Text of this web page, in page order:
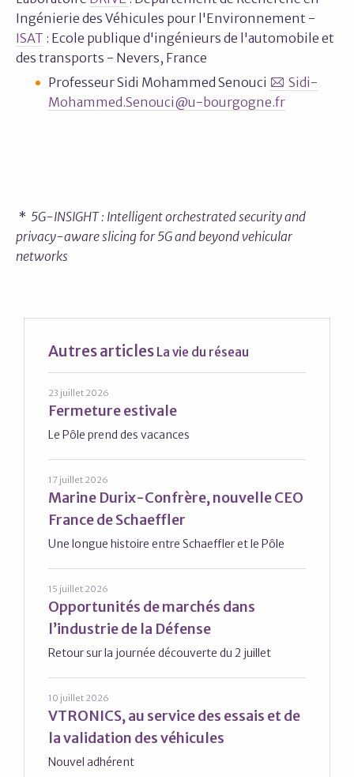
Ingénierie des Véhicules pour l'Environnement -
ISAT : Ecole publique d'ingénieurs de l'automobile et
des transports - Nevers, France
Professeur Sidi Mohammed Senouci
Sidi-
Mohammed.Senouci@u-bourgogne.fr
* 5G-INSIGHT : Intelligent orchestrated security and
privacy-aware slicing for 5G and beyond vehicular
networks
Autres articles La vie du réseau
23 juillet 2026
Fermeture estivale
Le Pôle prend des vacances
17 juillet 2026
Marine Durix-Confrère, nouvelle CEO
France de Schaeffler
Une longue histoire entre Schaeffler et le Pôle
15 juillet 2026
Opportunités de marchés dans
l’industrie de la Défense
Retour sur la journée découverte du 2 juillet
10 juillet 2026
VTRONICS, au service des essais et de
la validation des véhicules
Nouvel adhérent